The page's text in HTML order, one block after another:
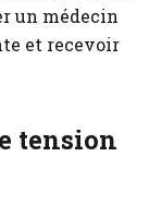
un médecin
et recevoir
tension